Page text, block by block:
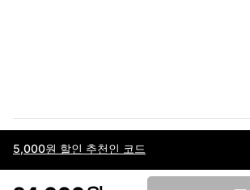
5,000원 할인 추천인 코드
이용약관고객센터판매개인정보 처리방침사